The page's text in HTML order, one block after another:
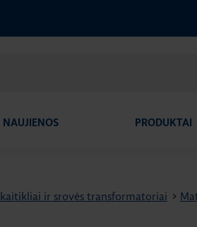
NAUJIENOS PRODUKTAI
ir srovės transformatoriai >